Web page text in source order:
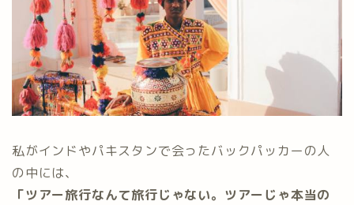
私がインドやパキスタンで会ったバックパッカーの人
の中には、
「ツアー旅行なんて旅行じゃない。ツアーじゃ本当の